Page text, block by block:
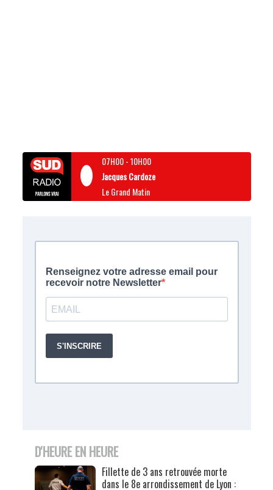
07H00-10H00
Jacques Cardoze
Le Grand Matin
D'HEURE EN HEURE
Fillette de 3 ans retrouvée morte
dans le 8e arrondissement de Lyon :